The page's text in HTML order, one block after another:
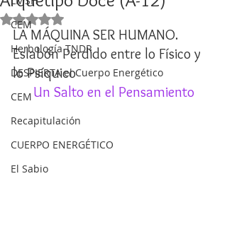
CEM
Herbología TNDR
DESPIERTA el Cuerpo Energético
CEM
Recapitulación
CUERPO ENERGÉTICO
El Sabio
Obtuvo NaN de 5 estrellas.
LA MÁQUINA SER HUMANO.
Eslabón Perdido entre lo Físico y
lo Psíquico
Un Salto en el Pensamiento